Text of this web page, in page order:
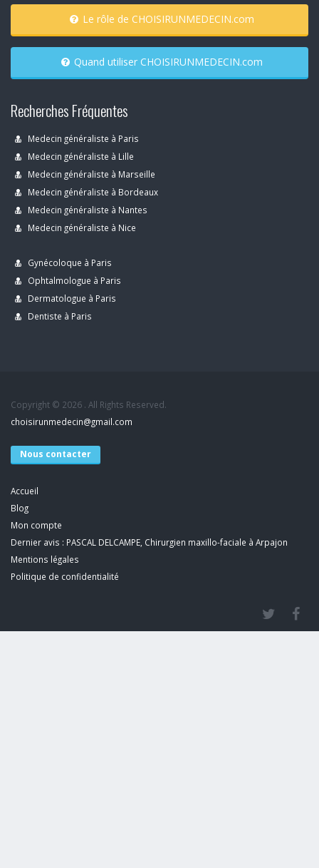
Le rôle de CHOISIRUNMEDECIN.com
Quand utiliser CHOISIRUNMEDECIN.com
Recherches Fréquentes
Medecin généraliste à Paris
Medecin généraliste à Lille
Medecin généraliste à Marseille
Medecin généraliste à Bordeaux
Medecin généraliste à Nantes
Medecin généraliste à Nice
Gynécoloque à Paris
Ophtalmologue à Paris
Dermatologue à Paris
Dentiste à Paris
Copyright © 2026 . All Rights Reserved.
choisirunmedecin@gmail.com
Nous contacter
Accueil
Blog
Mon compte
Dernier avis : PASCAL DELCAMPE, Chirurgien maxillo-faciale à Arpajon
Mentions légales
Politique de confidentialité